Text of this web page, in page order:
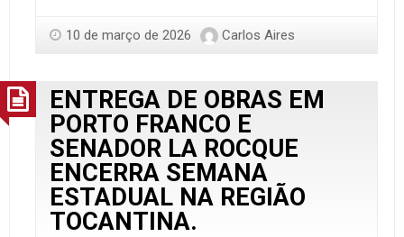
10 de março de 2026 Carlos Aires
ENTREGA DE OBRAS EM
PORTO FRANCO E
SENADOR LA ROCQUE
ENCERRA SEMANA
ESTADUAL NA REGIÃO
TOCANTINA.